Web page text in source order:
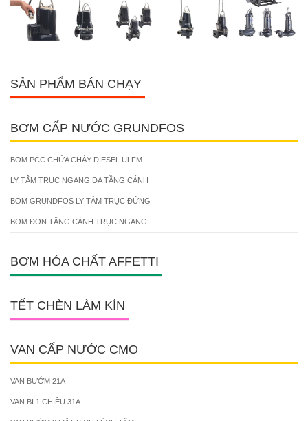
SẢN PHẨM BÁN CHẠY
BƠM CẤP NƯỚC GRUNDFOS
BƠM PCC CHỮA CHÁY DIESEL ULFM
LY TÂM TRỤC NGANG ĐA TẦNG CÁNH
BƠM GRUNDFOS LY TÂM TRỤC ĐỨNG
BƠM ĐƠN TẦNG CÁNH TRỤC NGANG
BƠM HÓA CHẤT AFFETTI
TẾT CHÈN LÀM KÍN
VAN CẤP NƯỚC CMO
VAN BƯỚM 21A
VAN BI 1 CHIỀU 31A